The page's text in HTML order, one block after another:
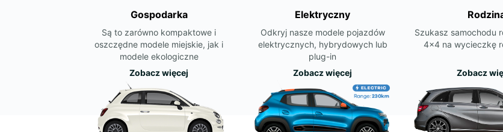
Gospodarka
Są to zarówno kompaktowe i
oszczędne modele miejskie, jak i
modele ekologiczne
Zobacz więcej
Elektryczny
Odkryj nasze modele pojazdów
elektrycznych, hybrydowych lub
plug-in
Zobacz więcej
Szukasz samochodu
4x4 na wycieczkę
Zobacz